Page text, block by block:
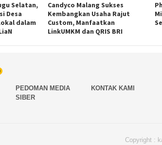
Selatan,
Desa
dalam
Candyco Malang Sukses
Kembangkan Usaha Rajut
Custom, Manfaatkan
LinkUMKM dan QRIS BRI
PEDOMAN MEDIA
SIBER
KONTAK KAMI
Copyright :